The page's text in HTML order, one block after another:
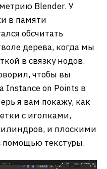
Blender. У
в памяти
обсчитать
дерева, когда мы
в связку нодов.
чтобы вы
Instance on Points в
я вам покажу, как
с иголками,
и плоскими
текстуры.